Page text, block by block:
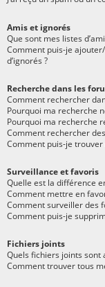
Amis et ignorés
Que sont mes listes
Comment puis-je
d’ignorés ?
Recherche dans les
Comment rechercher
Pourquoi ma recherche
Pourquoi ma recherche
Comment rechercher
Comment puis-je
Surveillance et favoris
Quelle est la différence
Comment mettre en
Comment surveiller des
Comment puis-je
Fichiers joints
Quels fichiers joints sont
Comment trouver tous